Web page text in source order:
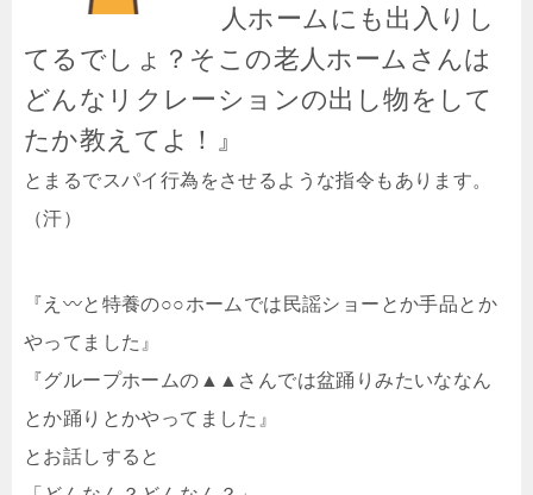
人ホームにも出入りし
てるでしょ？そこの老人ホームさんは
どんなリクレーションの出し物をして
たか教えてよ！』
とまるでスパイ行為をさせるような指令もあります。
（汗）
『え〰と特養の○○ホームでは民謡ショーとか手品とか
やってました』
『グループホームの▲▲さんでは盆踊りみたいななん
とか踊りとかやってました』
とお話しすると